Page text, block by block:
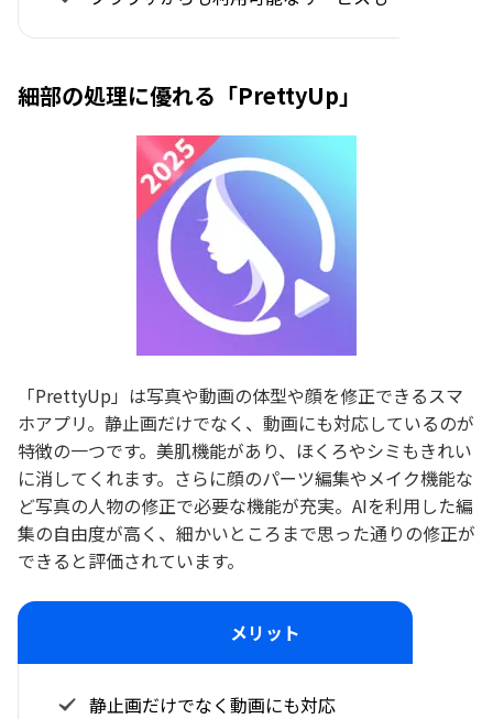
細部の処理に優れる「PrettyUp」
「PrettyUp」は写真や動画の体型や顔を修正できるスマ
ホアプリ。静止画だけでなく、動画にも対応しているのが
特徴の一つです。美肌機能があり、ほくろやシミもきれい
に消してくれます。さらに顔のパーツ編集やメイク機能な
ど写真の人物の修正で必要な機能が充実。AIを利用した編
集の自由度が高く、細かいところまで思った通りの修正が
できると評価されています。
メリット
静止画だけでなく動画にも対応